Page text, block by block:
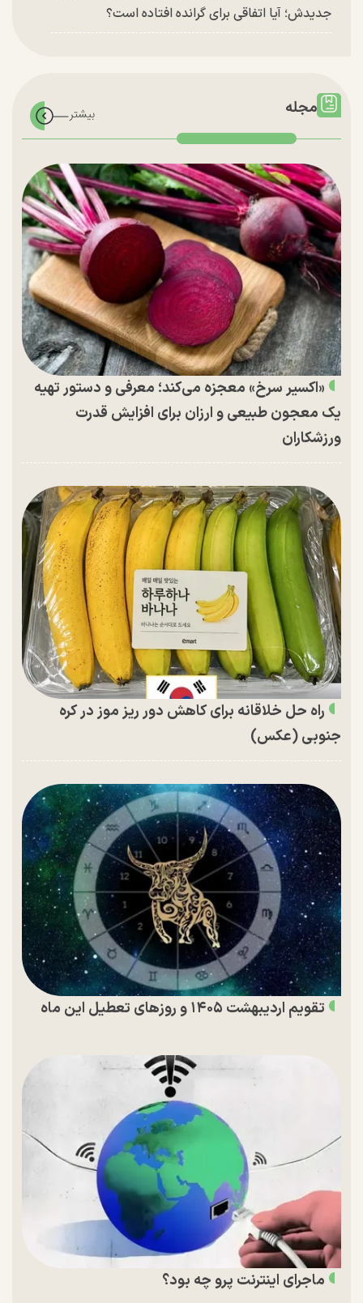
جدیدش؛ آیا اتفاقی برای گرانده افتاده است؟
مجله
«اکسیر سرخ» معجزه می‌کند؛ معرفی و دستور تهیه
یک معجون طبیعی و ارزان برای افزایش قدرت
ورزشکاران
راه حل خلاقانه برای کاهش دور ریز موز در کره
جنوبی (عکس)
تقویم اردیبهشت ۱۴۰۵ و روز‌های تعطیل این ماه
ماجرای اینترنت پرو چه بود؟